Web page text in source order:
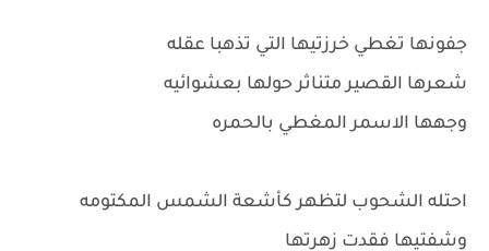
جفونها تغطي خرزتيها التي تذهبا عقله
شعرها القصير متناثر حولها بعشوائيه
وجهها الاسمر المغطي بالحمره
احتله الشحوب لتظهر كأشعة الشمس المكتومه
وشفتيها فقدت زهرتها